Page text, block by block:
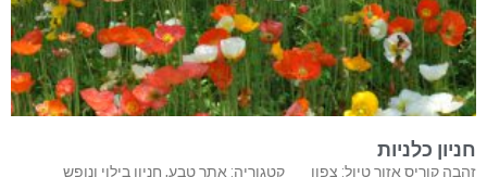
חניון כלניות
זהבה קוריס אזור טיול: צפון קטגוריה: אתר טבע, חניון בילוי ונופש